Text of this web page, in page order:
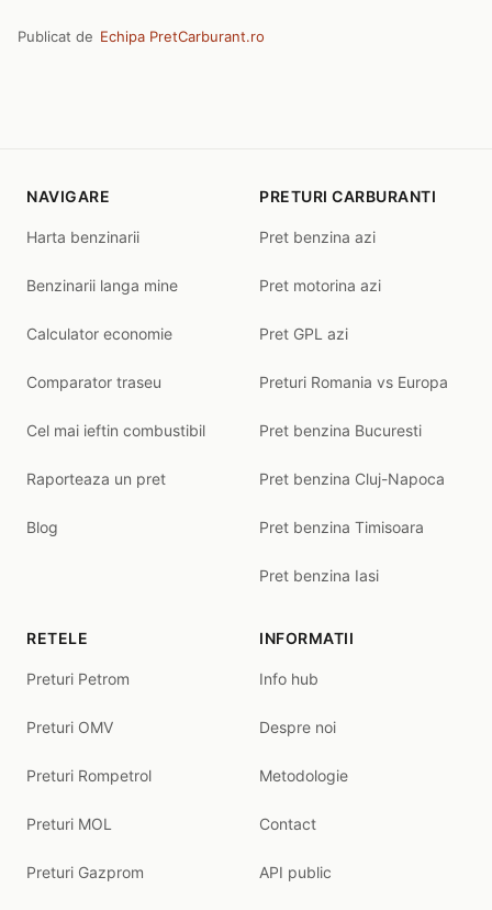
Publicat de Echipa PretCarburant.ro
NAVIGARE
Harta benzinarii
Benzinarii langa mine
Calculator economie
Comparator traseu
Cel mai ieftin combustibil
Raporteaza un pret
Blog
PRETURI CARBURANTI
Pret benzina azi
Pret motorina azi
Pret GPL azi
Preturi Romania vs Europa
Pret benzina Bucuresti
Pret benzina Cluj-Napoca
Pret benzina Timisoara
Pret benzina Iasi
RETELE
Preturi Petrom
Preturi OMV
Preturi Rompetrol
Preturi MOL
Preturi Gazprom
INFORMATII
Info hub
Despre noi
Metodologie
Contact
API public